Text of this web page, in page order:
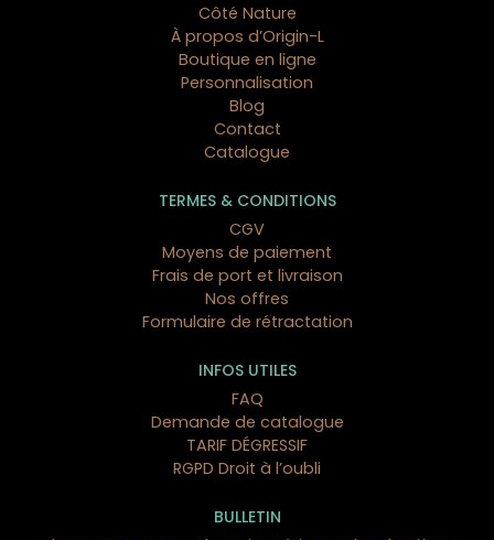
Côté Nature
À propos d’Origin-L
Boutique en ligne
Personnalisation
Blog
Contact
Catalogue
TERMES & CONDITIONS
CGV
Moyens de paiement
Frais de port et livraison
Nos offres
Formulaire de rétractation
INFOS UTILES
FAQ
Demande de catalogue
TARIF DÉGRESSIF
RGPD Droit à l’oubli
BULLETIN